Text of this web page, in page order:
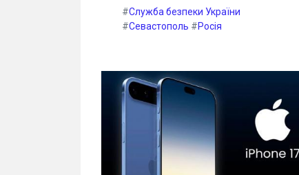
#Служба безпеки України
#Севастополь #Росія